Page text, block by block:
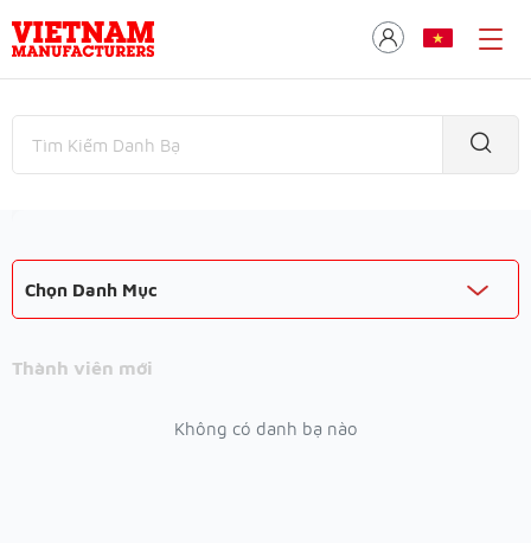
Chọn Danh Mục
Thành viên mới
Không có danh bạ nào